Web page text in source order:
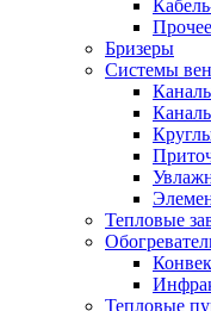
Прочее
Бризеры
Системы
Тепловые
Тепловые